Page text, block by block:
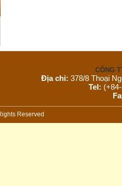
CÔNG
Địa chỉ: 378/8 Thoại
Tel:
Email:
Reserved